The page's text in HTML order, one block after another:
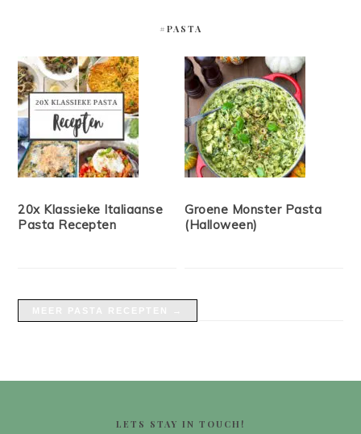
#PASTA
20x Klassieke Italiaanse
Pasta Recepten
Groene Monster Pasta
(Halloween)
LETS STAY IN TOUCH!